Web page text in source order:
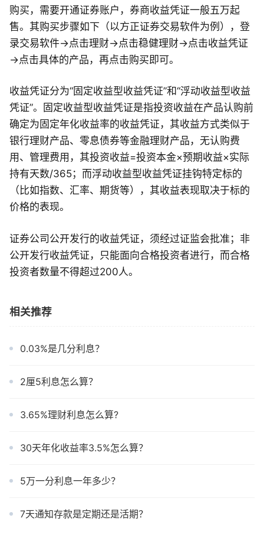
购买，需要开通证券账户，券商收益凭证一般五万起
售。其购买步骤如下（以方正证券交易软件为例），登
录交易软件→点击理财→点击稳健理财→点击收益凭证
→点击具体的产品，再点击购买即可。
收益凭证分为“固定收益型收益凭证”和“浮动收益型收益
凭证”。固定收益型收益凭证是指投资收益在产品认购前
确定为固定年化收益率的收益凭证，其收益方式类似于
银行理财产品、零息债券等金融理财产品，无认购费
用、管理费用，其投资收益=投资本金×预期收益×实际
持有天数/365；而浮动收益型收益凭证挂钩特定标的
（比如指数、汇率、期货等），其收益表现取决于标的
价格的表现。
证券公司公开发行的收益凭证，须经过证监会批准；非
公开发行收益凭证，只能面向合格投资者进行，而合格
投资者数量不得超过200人。
相关推荐
0.03%是几分利息？
2厘5利息怎么算？
3.65%理财利息怎么算?
30天年化收益率3.5%怎么算？
5万一分利息一年多少？
7天通知存款是定期还是活期？